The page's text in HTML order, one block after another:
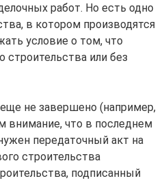
работ. Но есть одно
в котором производятся
условие о том, что
или без
не завершено (например,
внимание, что в последнем
передаточный акт на
строительства
подписанный